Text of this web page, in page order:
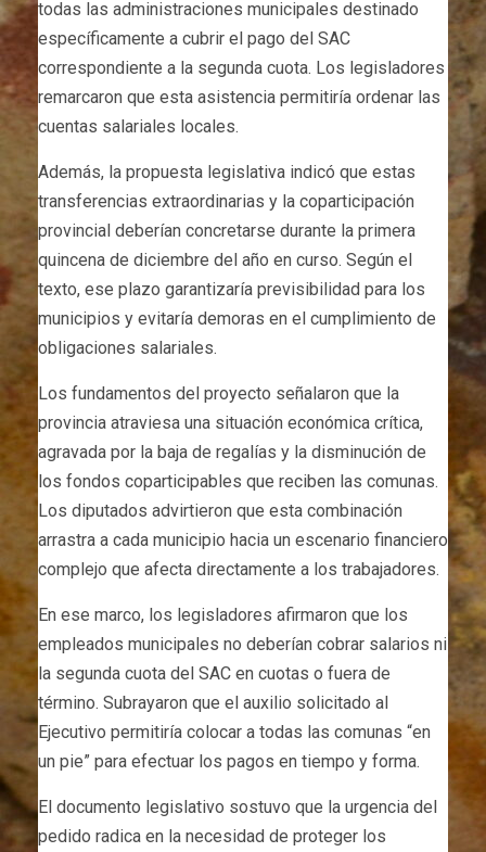
todas las administraciones municipales destinado
específicamente a cubrir el pago del SAC
correspondiente a la segunda cuota. Los legisladores
remarcaron que esta asistencia permitiría ordenar las
cuentas salariales locales.
Además, la propuesta legislativa indicó que estas
transferencias extraordinarias y la coparticipación
provincial deberían concretarse durante la primera
quincena de diciembre del año en curso. Según el
texto, ese plazo garantizaría previsibilidad para los
municipios y evitaría demoras en el cumplimiento de
obligaciones salariales.
Los fundamentos del proyecto señalaron que la
provincia atraviesa una situación económica crítica,
agravada por la baja de regalías y la disminución de
los fondos coparticipables que reciben las comunas.
Los diputados advirtieron que esta combinación
arrastra a cada municipio hacia un escenario financiero
complejo que afecta directamente a los trabajadores.
En ese marco, los legisladores afirmaron que los
empleados municipales no deberían cobrar salarios ni
la segunda cuota del SAC en cuotas o fuera de
término. Subrayaron que el auxilio solicitado al
Ejecutivo permitiría colocar a todas las comunas “en
un pie” para efectuar los pagos en tiempo y forma.
El documento legislativo sostuvo que la urgencia del
pedido radica en la necesidad de proteger los